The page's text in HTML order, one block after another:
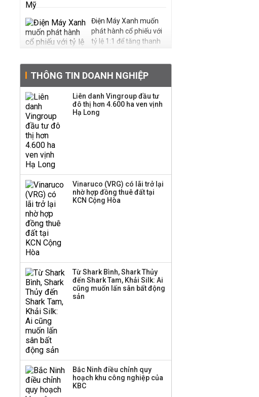
Điện Máy Xanh muốn
phát hành cổ phiếu với
tỷ lệ 1:1 để tăng thanh
Quy hoạch 4 khu lấn
biển ở Phú Quốc
hàng
Dự án Sheraton Phú
Huấn Hoa Hồng bỗng
dưng ‘biến mất’, một
công ty khác đã giải thể
THÔNG TIN DOANH NGHIỆP
Liên danh Vingroup đầu tư
đô thị hơn 4.600 ha ven vịnh
Hạ Long
Vinaruco (VRG) có lãi trở lại
nhờ hợp đồng thuê đất tại
KCN Cộng Hòa
Từ Shark Bình, Shark Thủy
đến Shark Tam, Khải Silk: Ai
cũng muốn lấn sân bất động
sản
Bắc Ninh điều chỉnh quy
hoạch khu công nghiệp của
KBC